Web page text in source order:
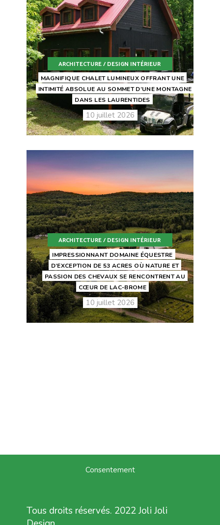
ARCHITECTURE / DESIGN INTÉRIEUR
MAGNIFIQUE CHALET LUMINEUX OFFRANT UNE
INTIMITÉ ABSOLUE AU SOMMET D’UNE MONTAGNE
DANS LES LAURENTIDES
10 juillet 2026
ARCHITECTURE / DESIGN INTÉRIEUR
IMPRESSIONNANT DOMAINE ÉQUESTRE
D’EXCEPTION DE 53 ACRES OÙ NATURE ET
PASSION DES CHEVAUX SE RENCONTRENT AU
CŒUR DE LAC-BROME
10 juillet 2026
Consentement
Tous droits réservés. 2022 Joli Joli